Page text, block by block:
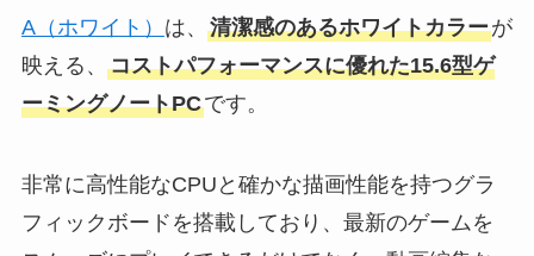
A（ホワイト） は、 清潔感のあるホワイトカラーが
映える、 コストパフォーマンスに優れた15.6型ゲ
ーミングノートPCです。
非常に高性能なCPUと確かな描画性能を持つグラ
フィックボードを搭載しており、最新のゲームを